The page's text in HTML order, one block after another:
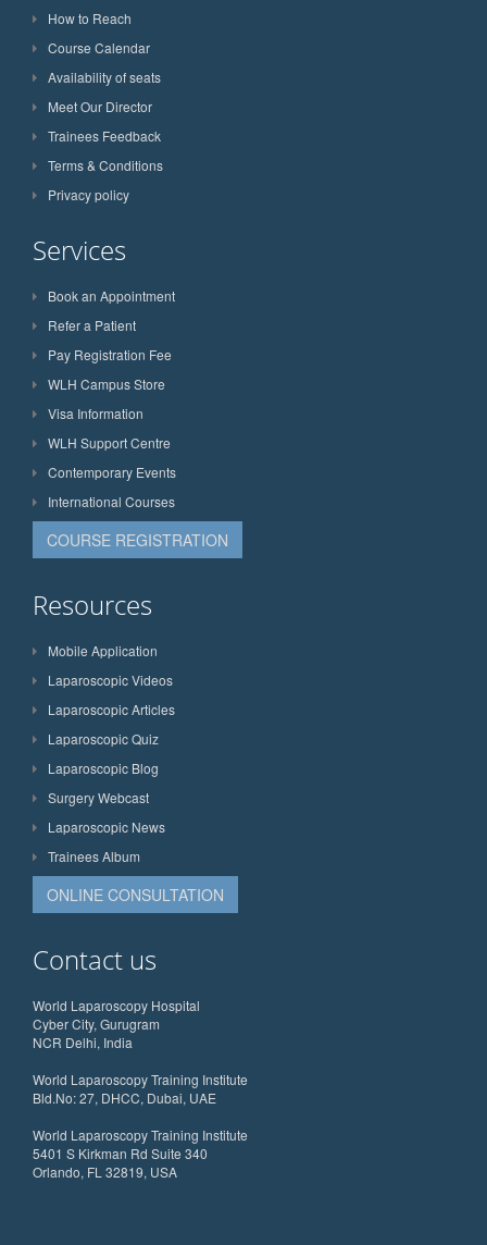
How to Reach
Course Calendar
Availability of seats
Meet Our Director
Trainees Feedback
Terms & Conditions
Privacy policy
Services
Book an Appointment
Refer a Patient
Pay Registration Fee
WLH Campus Store
Visa Information
WLH Support Centre
Contemporary Events
International Courses
COURSE REGISTRATION
Resources
Mobile Application
Laparoscopic Videos
Laparoscopic Articles
Laparoscopic Quiz
Laparoscopic Blog
Surgery Webcast
Laparoscopic News
Trainees Album
ONLINE CONSULTATION
Contact us
World Laparoscopy Hospital
Cyber City, Gurugram
NCR Delhi, India
World Laparoscopy Training Institute
Bld.No: 27, DHCC, Dubai, UAE
World Laparoscopy Training Institute
5401 S Kirkman Rd Suite 340
Orlando, FL 32819, USA